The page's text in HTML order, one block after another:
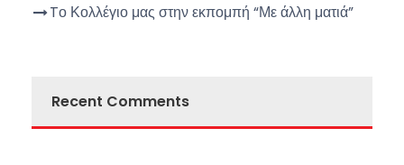
Tο Κολλέγιο μας στην εκπομπή “Με άλλη ματιά”
Recent Comments